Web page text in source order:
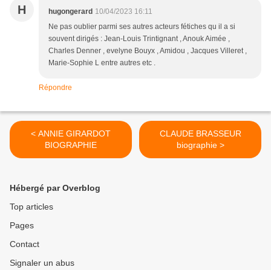
H hugongerard 10/04/2023 16:11
Ne pas oublier parmi ses autres acteurs fétiches qu il a si
souvent dirigés : Jean-Louis Trintignant , Anouk Aimée ,
Charles Denner , evelyne Bouyx , Amidou , Jacques Villeret ,
Marie-Sophie L entre autres etc .
Répondre
< ANNIE GIRARDOT
BIOGRAPHIE
CLAUDE BRASSEUR
biographie >
Hébergé par Overblog
Top articles
Pages
Contact
Signaler un abus